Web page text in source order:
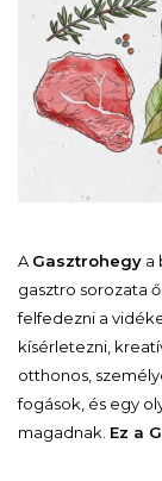
A Gasztrohegy a
gasztro sorozata
felfedezni a
kísérletezni,
otthonos,
fogások, és egy
magadnak. Ez a